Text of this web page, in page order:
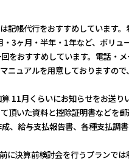
記帳代行をおすすめしています
3ヶ月・半年・1年など、ボリュ
をおすすめしています。電話・
ニュアルを用意しておりますので
月くらいにお知らせをお送りい
頂いた資料と控除証明書などを
、給与支払報告書、各種支払調
に決算前検討会を行うプランで